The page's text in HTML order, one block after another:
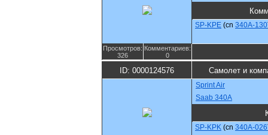
SP-KPE (cn 340A-130
Просмотров:
326
Комментариев:
0
ID: 0000124576 Самолет и
Sprint Air
Saab 340A
SP-KPK (cn 340A-026